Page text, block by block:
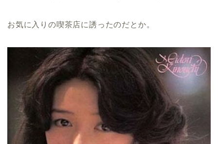
お気に入りの喫茶店に誘ったのだとか。